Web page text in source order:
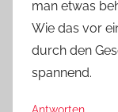
man etwas
Wie das vor
durch den
spannend.